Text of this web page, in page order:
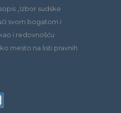
„Izbor sudske
svom bogatom i
i redovnošću
mesto na listi pravnih